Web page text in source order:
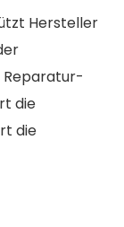
Hersteller
Reparatur-
die
die